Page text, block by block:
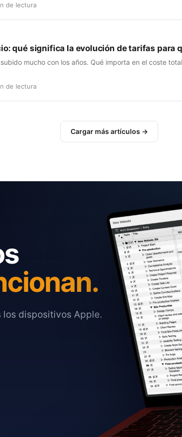
de lectura
qué significa la evolución de tarifas para
mucho con los años. Qué importa en el coste
de lectura
Cargar más artículos →
dispositivos Apple.